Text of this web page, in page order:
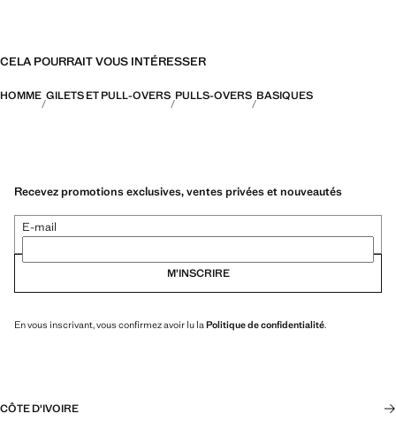
CELA POURRAIT VOUS INTÉRESSER
HOMME GILETS ET PULL-OVERS PULLS-OVERS BASIQUES
Recevez promotions exclusives, ventes privées et nouveautés
E-mail
M’INSCRIRE
En vous inscrivant, vous confirmez avoir lu la Politique de confidentialité.
CÔTE D'IVOIRE